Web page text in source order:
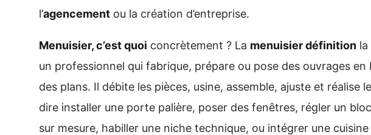
l’agencement ou la création d’entreprise.
Menuisier, c’est quoi concrètement ? La menuisier définition la
un professionnel qui fabrique, prépare ou pose des ouvrages
des plans. Il débite les pièces, usine, assemble, ajuste et
dire installer une porte palière, poser des fenêtres, régler un
sur mesure, habiller une niche technique, ou intégrer une